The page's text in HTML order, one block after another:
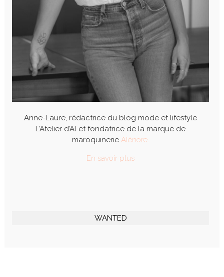
Anne-Laure, rédactrice du blog mode et lifestyle
L’Atelier d’Al et fondatrice de la marque de
maroquinerie Alénore.
En savoir plus
WANTED